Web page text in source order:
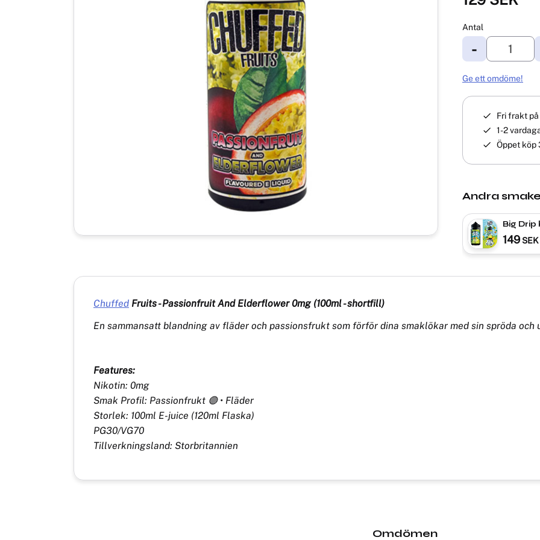
Antal
-
Ge ett omdöme!
Fri frakt
1-2
Öppet köp
Andra
Big Drip
149SEK
Chuffed Fruits - Passionfruit And Elderflower 0mg (100ml - shortfill)
En sammansatt blandning av fläder och passionsfrukt som förför dina smaklökar med sin spröda och
Features:
Nikotin: 0mg
Smak Profil: Passionfrukt 🟣 • Fläder
Storlek: 100ml E-juice (120ml Flaska)
PG30/VG70
Tillverkningsland: Storbritannien
Omdömen